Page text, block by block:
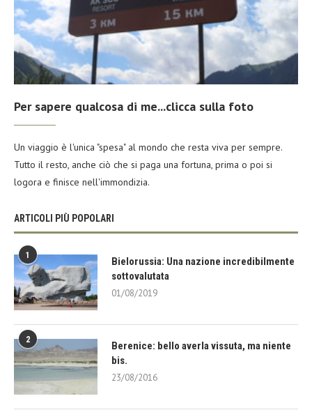
Per sapere qualcosa di me...clicca sulla foto
Un viaggio è l'unica "spesa" al mondo che resta viva per sempre.
Tutto il resto, anche ciò che si paga una fortuna, prima o poi si
logora e finisce nell'immondizia.
ARTICOLI PIÙ POPOLARI
1
Bielorussia: Una nazione incredibilmente
sottovalutata
01/08/2019
2
Berenice: bello averla vissuta, ma niente
bis.
23/08/2016